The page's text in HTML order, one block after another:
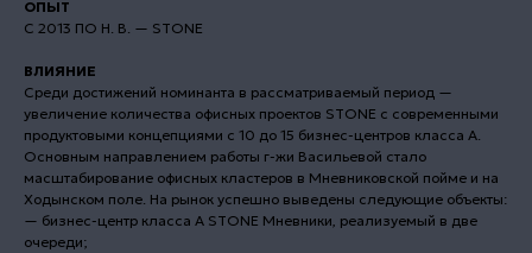
ОПЫТ
С 2013 ПО Н. В. — STONE
ВЛИЯНИЕ
Среди достижений номинанта в рассматриваемый период —
увеличение количества офисных проектов STONE с современными
продуктовыми концепциями с 10 до 15 бизнес-центров класса А.
Основным направлением работы г-жи Васильевой стало
масштабирование офисных кластеров в Мневниковской пойме и на
Ходынском поле. На рынок успешно выведены следующие объекты:
— бизнес-центр класса А STONE Мневники, реализуемый в две
очереди;